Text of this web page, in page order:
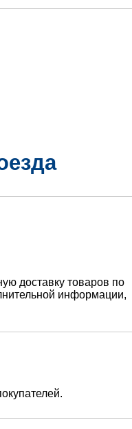
доставку товаров по
информации,